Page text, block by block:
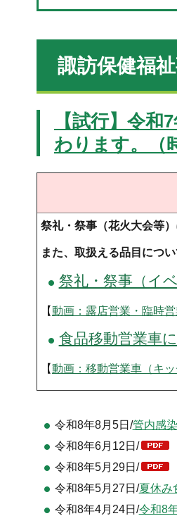
諏訪保健福
【試行】令
わります。（
祭礼・祭事（花火大会等
また、取扱える品目につ
祭礼・祭事（イ
【動画：露店営業・臨時
食品移動営業車
【動画：移動営業車（キ
令和8年8月5日/管内感
令和8年6月12日/
令和8年5月29日/
令和8年5月27日/夏休み
令和8年4月24日/令和8